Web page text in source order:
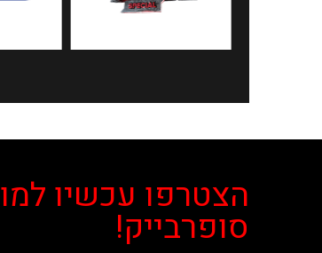
הצטרפו עכשיו
סופרבייק!